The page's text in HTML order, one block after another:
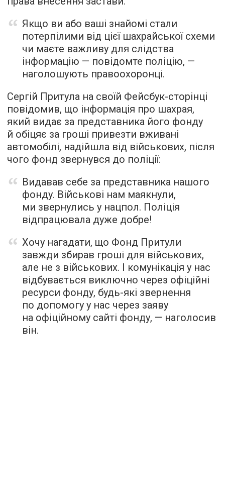
Якщо ви або ваші знайомі стали
потерпілими від цієї шахрайської схеми
чи маєте важливу для слідства
інформацію — повідомте поліцію, —
наголошують правоохоронці.
Сергій Притула на своїй Фейсбук-сторінці
повідомив, що інформація про шахрая,
який видає за представника його фонду
й обіцяє за гроші привезти вживані
автомобілі, надійшла від військових, після
чого фонд звернувся до поліції:
Видавав себе за представника нашого
фонду. Військові нам маякнули,
ми звернулись у нацпол. Поліція
відпрацювала дуже добре!
Хочу нагадати, що Фонд Притули
завжди збирав гроші для військових,
але не з військових. І комунікація у нас
відбувається виключно через офіційні
ресурси фонду, будь-які звернення
по допомогу у нас через заяву
на офіційному сайті фонду, — наголосив
він.